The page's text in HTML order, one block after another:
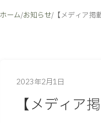
ホーム/お知らせ/ 【メディア
2023年2月1日
【メディア